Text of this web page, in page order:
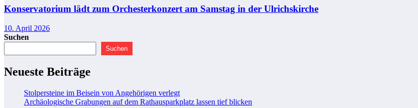
Konservatorium lädt zum Orchesterkonzert am Samstag in der Ulrichskirche
10. April 2026
Suchen
Suchen
Neueste Beiträge
Stolpersteine im Beisein von Angehörigen verlegt
Archäologische Grabungen auf dem Rathausparkplatz lassen tief blicken